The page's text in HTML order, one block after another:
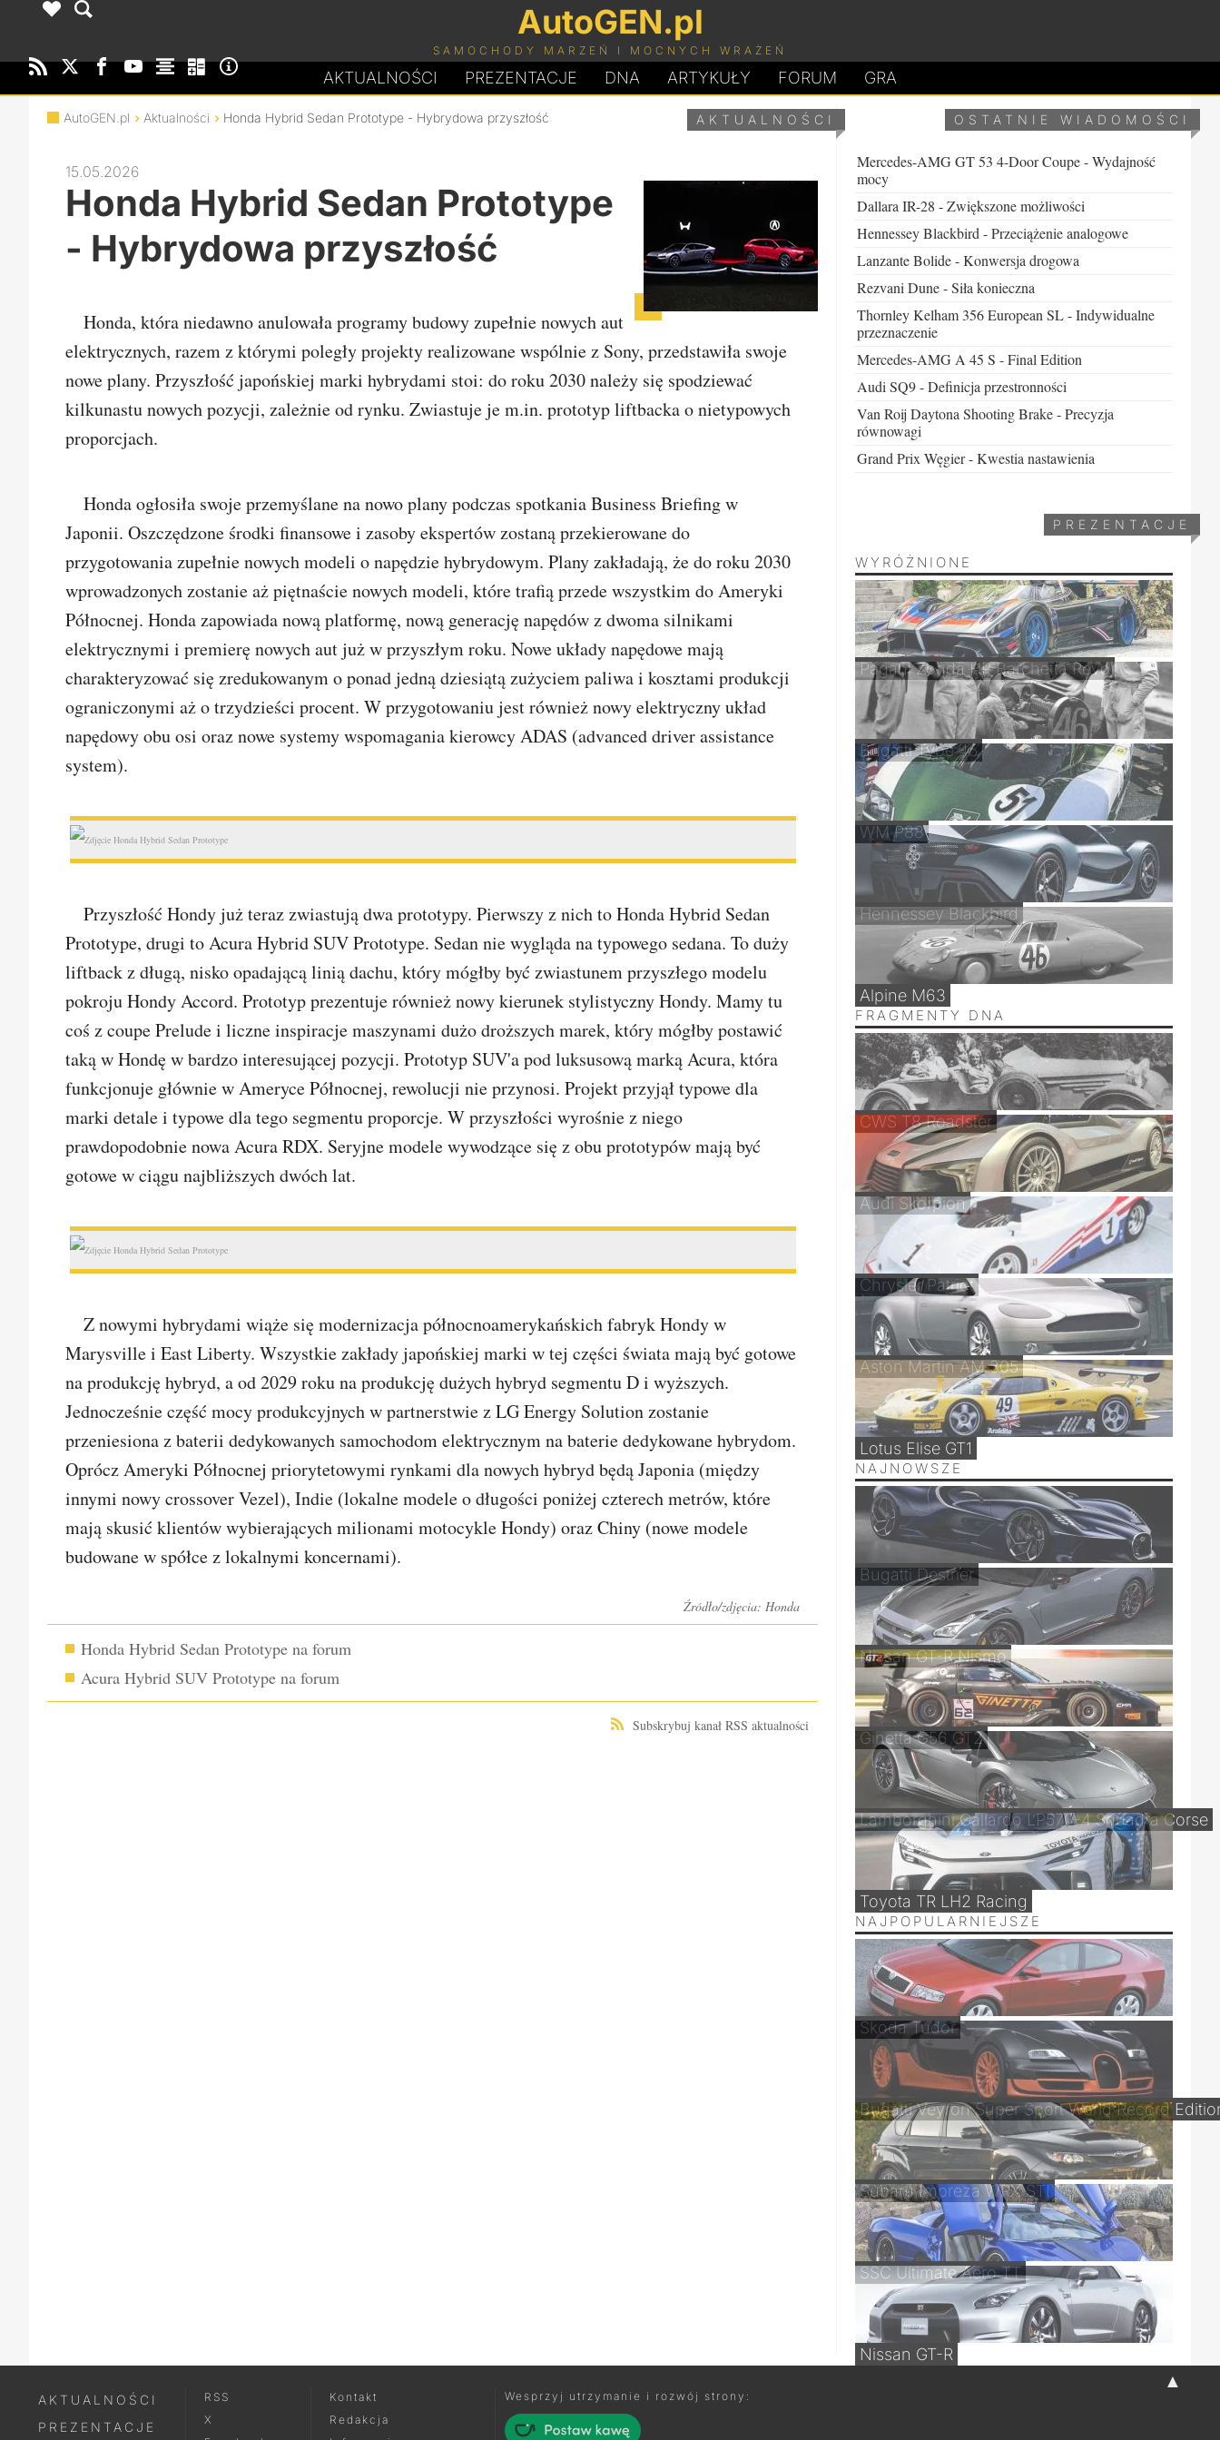
AutoGEN.pl
SAMOCHODY MARZEŃ I MOCNYCH WRAŻEŃ
AKTUALNOŚCI PREZENTACJE DNA ARTYKUŁY FORUM GRA
AKTUALNOŚCI
AutoGEN.pl Aktualności Honda Hybrid Sedan Prototype - Hybrydowa przyszłość
15.05.2026
Honda Hybrid Sedan Prototype
- Hybrydowa przyszłość
Honda, która niedawno anulowała programy budowy zupełnie nowych aut
elektrycznych, razem z którymi poległy projekty realizowane wspólnie z Sony, przedstawiła swoje
nowe plany. Przyszłość japońskiej marki hybrydami stoi: do roku 2030 należy się spodziewać
kilkunastu nowych pozycji, zależnie od rynku. Zwiastuje je m.in. prototyp liftbacka o nietypowych
proporcjach.
Honda ogłosiła swoje przemyślane na nowo plany podczas spotkania Business Briefing w
Japonii. Oszczędzone środki finansowe i zasoby ekspertów zostaną przekierowane do
przygotowania zupełnie nowych modeli o napędzie hybrydowym. Plany zakładają, że do roku 2030
wprowadzonych zostanie aż piętnaście nowych modeli, które trafią przede wszystkim do Ameryki
Północnej. Honda zapowiada nową platformę, nową generację napędów z dwoma silnikami
elektrycznymi i premierę nowych aut już w przyszłym roku. Nowe układy napędowe mają
charakteryzować się zredukowanym o ponad jedną dziesiątą zużyciem paliwa i kosztami produkcji
ograniczonymi aż o trzydzieści procent. W przygotowaniu jest również nowy elektryczny układ
napędowy obu osi oraz nowe systemy wspomagania kierowcy ADAS (advanced driver assistance
system).
Przyszłość Hondy już teraz zwiastują dwa prototypy. Pierwszy z nich to Honda Hybrid Sedan
Prototype, drugi to Acura Hybrid SUV Prototype. Sedan nie wygląda na typowego sedana. To duży
liftback z długą, nisko opadającą linią dachu, który mógłby być zwiastunem przyszłego modelu
pokroju Hondy Accord. Prototyp prezentuje również nowy kierunek stylistyczny Hondy. Mamy tu
coś z coupe Prelude i liczne inspiracje maszynami dużo droższych marek, który mógłby postawić
taką w Hondę w bardzo interesującej pozycji. Prototyp SUV'a pod luksusową marką Acura, która
funkcjonuje głównie w Ameryce Północnej, rewolucji nie przynosi. Projekt przyjął typowe dla
marki detale i typowe dla tego segmentu proporcje. W przyszłości wyrośnie z niego
prawdopodobnie nowa Acura RDX. Seryjne modele wywodzące się z obu prototypów mają być
gotowe w ciągu najbliższych dwóch lat.
Z nowymi hybrydami wiąże się modernizacja północnoamerykańskich fabryk Hondy w
Marysville i East Liberty. Wszystkie zakłady japońskiej marki w tej części świata mają być gotowe
na produkcję hybryd, a od 2029 roku na produkcję dużych hybryd segmentu D i wyższych.
Jednocześnie część mocy produkcyjnych w partnerstwie z LG Energy Solution zostanie
przeniesiona z baterii dedykowanych samochodom elektrycznym na baterie dedykowane hybrydom.
Oprócz Ameryki Północnej priorytetowymi rynkami dla nowych hybryd będą Japonia (między
innymi nowy crossover Vezel), Indie (lokalne modele o długości poniżej czterech metrów, które
mają skusić klientów wybierających milionami motocykle Hondy) oraz Chiny (nowe modele
budowane w spółce z lokalnymi koncernami).
Źródło/zdjęcia: Honda
Honda Hybrid Sedan Prototype na forum
Acura Hybrid SUV Prototype na forum
Subskrybuj kanał RSS aktualności
OSTATNIE WIADOMOŚCI
Mercedes-AMG GT 53 4-Door Coupe - Wydajność
mocy
Dallara IR-28 - Zwiększone możliwości
Hennessey Blackbird - Przeciążenie analogowe
Lanzante Bolide - Konwersja drogowa
Rezvani Dune - Siła konieczna
Thornley Kelham 356 European SL - Indywidualne
przeznaczenie
Mercedes-AMG A 45 S - Final Edition
Audi SQ9 - Definicja przestronności
Van Roij Daytona Shooting Brake - Precyzja
równowagi
Grand Prix Węgier - Kwestia nastawienia
PREZENTACJE
WYRÓŻNIONE
Pagani Zonda HP Barchetta Revo
Bugatti Type 45
WM P88
Hennessey Blackbird
Alpine M63
FRAGMENTY DNA
CWS T8 Roadster
Audi Skorpion
Chrysler Patriot
Aston Martin AM 305
Lotus Elise GT1
NAJNOWSZE
Bugatti Destrier
Nissan GT-R Nismo
Ginetta G56 GT2
Lamborghini Gallardo LP570-4 Squadra Corse
Toyota TR LH2 Racing
NAJPOPULARNIEJSZE
Skoda Tudor
Bugatti Veyron Super Sport World Record
Subaru Impreza WRX STI
SSC Ultimate Aero TT
Nissan GT-R
▲
AKTUALNOŚCI
PREZENTACJE
RSS
X
Kontakt
Redakcja
Wesprzyj utrzymanie i rozwój strony: